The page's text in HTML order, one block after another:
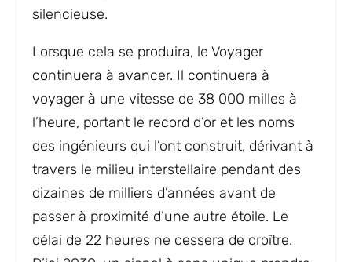
silencieuse.
Lorsque cela se produira, le Voyager
continuera à avancer. Il continuera à
voyager à une vitesse de 38 000 milles à
l’heure, portant le record d’or et les noms
des ingénieurs qui l’ont construit, dérivant à
travers le milieu interstellaire pendant des
dizaines de milliers d’années avant de
passer à proximité d’une autre étoile. Le
délai de 22 heures ne cessera de croître.